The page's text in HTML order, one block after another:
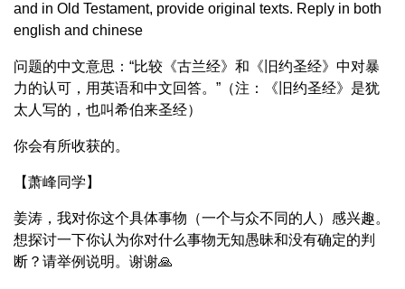
and in Old Testament, provide original texts. Reply in both
english and chinese
问题的中文意思：“比较《古兰经》和《旧约圣经》中对暴
力的认可，用英语和中文回答。”（注：《旧约圣经》是犹
太人写的，也叫希伯来圣经）
你会有所收获的。
【萧峰同学】
姜涛，我对你这个具体事物（一个与众不同的人）感兴趣。
想探讨一下你认为你对什么事物无知愚昧和没有确定的判
断？请举例说明。谢谢🙏